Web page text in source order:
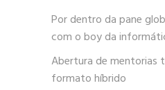
Por dentro da pane
com o boy da
Abertura de mentorias
formato híbrido